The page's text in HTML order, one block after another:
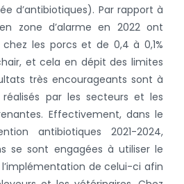
d’antibiotiques). Par rapport à
zone d’alarme en 2022 ont
les porcs et de 0,4 à 0,1%
et cela en dépit des limites
très encourageants sont à
par les secteurs et les
Effectivement, dans le
antibiotiques 2021-2024,
se sont engagées à utiliser le
de celui-ci afin